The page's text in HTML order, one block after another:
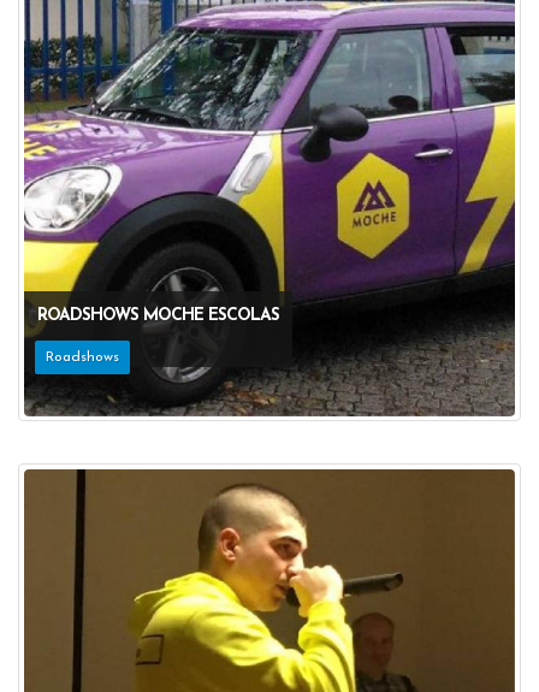
ROADSHOWS MOCHE ESCOLAS
Roadshows